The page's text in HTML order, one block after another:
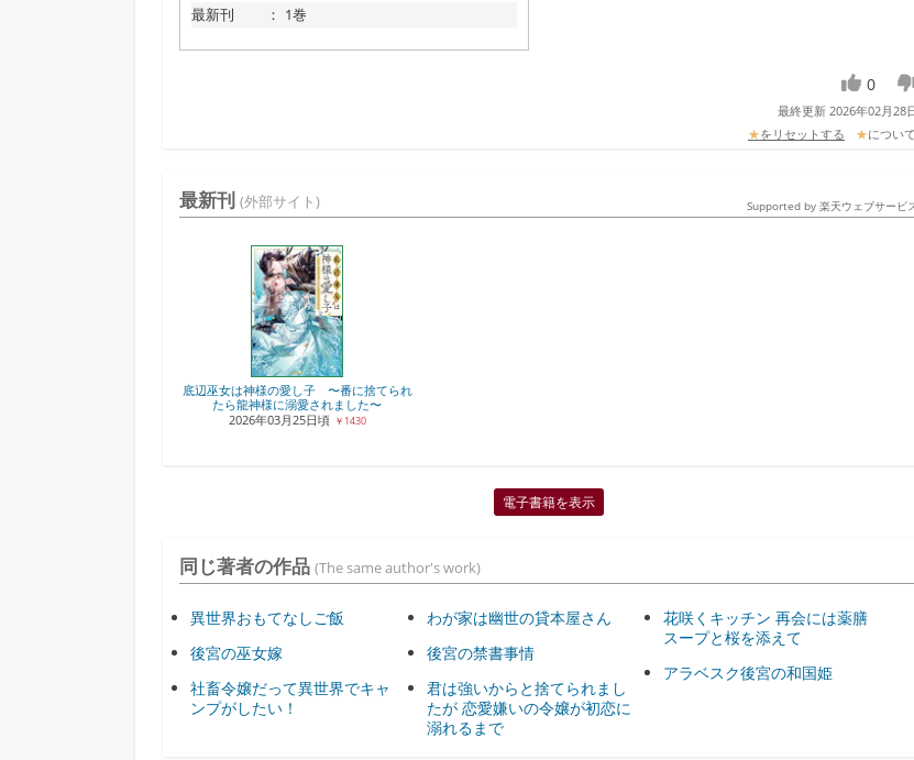
最新刊
： 1巻
0
最終更新 2026年02月28
★をリセットする ★について
最新刊 (外部サイト) Supported by 楽天ウェブサービ
底辺巫女は神様の愛し子 〜番に捨てられ
たら龍神様に溺愛されました〜
2026年03月25日頃 ￥1430
電子書籍を表示
同じ著者の作品 (The same author's work)
異世界おもてなしご飯
後宮の巫女嫁
社畜令嬢だって異世界でキャ
ンプがしたい！
わが家は幽世の貸本屋さん
後宮の禁書事情
君は強いからと捨てられまし
たが 恋愛嫌いの令嬢が初恋に
溺れるまで
花咲くキッチン 再会には薬膳
スープと桜を添えて
アラベスク後宮の和国姫